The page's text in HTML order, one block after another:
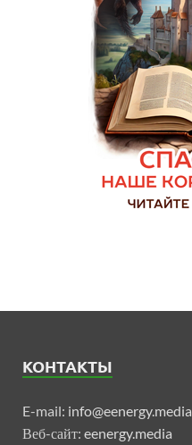
КОНТАКТЫ
E-mail: info@eenergy.media
Веб-сайт: eenergy.media